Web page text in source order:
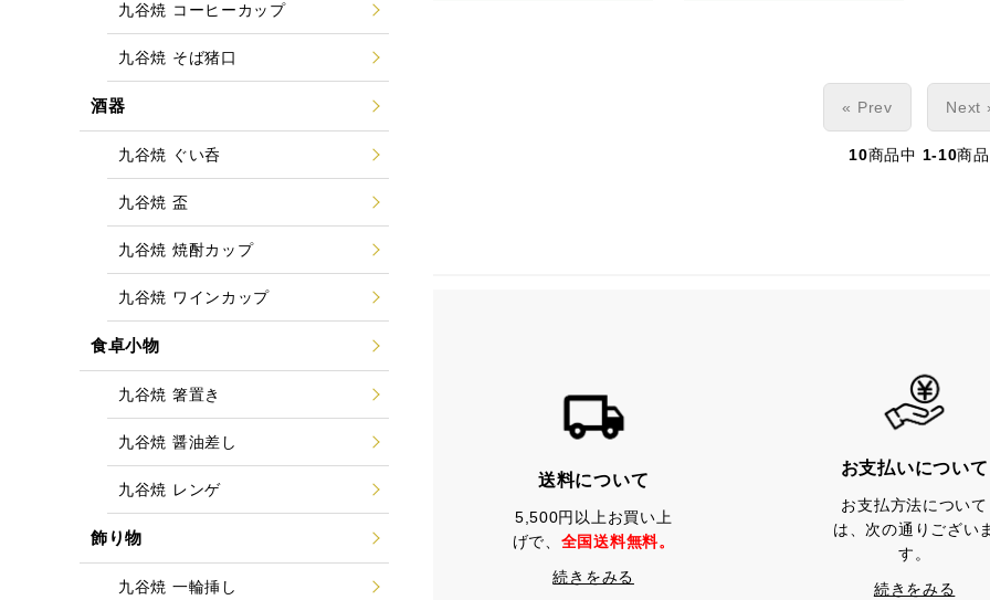
« Prev Next
10商品中 1-10商品
送料について
5,500円以上お買い上
げで、 全国送料無料。
続きをみる
お支払いについて
お支払方法について
は、次の通りござい
す。
続きをみる
九谷焼 コーヒーカップ
九谷焼 そば猪口
酒器
九谷焼 ぐい呑
九谷焼 盃
九谷焼 焼酎カップ
九谷焼 ワインカップ
食卓小物
九谷焼 箸置き
九谷焼 醤油差し
九谷焼 レンゲ
飾り物
九谷焼 一輪挿し